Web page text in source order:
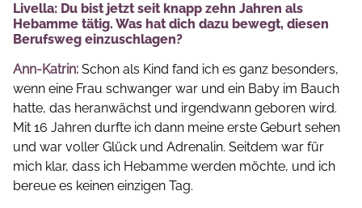
Livella: Du bist jetzt seit knapp zehn Jahren als
Hebamme tätig. Was hat dich dazu bewegt, diesen
Berufsweg einzuschlagen?
Ann-Katrin: Schon als Kind fand ich es ganz besonders,
wenn eine Frau schwanger war und ein Baby im Bauch
hatte, das heranwächst und irgendwann geboren wird.
Mit 16 Jahren durfte ich dann meine erste Geburt sehen
und war voller Glück und Adrenalin. Seitdem war für
mich klar, dass ich Hebamme werden möchte, und ich
bereue es keinen einzigen Tag.